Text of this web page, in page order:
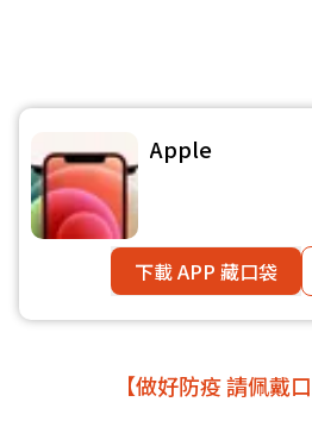
Apple
下載 APP 藏口袋
【做好防疫 請佩戴